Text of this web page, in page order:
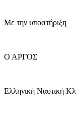
Με την υποστήριξη
Ο ΑΡΓΟΣ
Ελληνική Ναυτική